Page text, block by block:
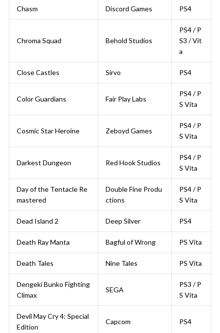
Chasm Discord Games PS4
Chroma Squad Behold Studios
PS4 / P
S3 / Vit
a
Close Castles Sirvo PS4
Color Guardians Fair Play Labs
PS4 / P
S Vita
Cosmic Star Heroine Zeboyd Games
PS4 / P
S Vita
Darkest Dungeon Red Hook Studios
PS4 / P
S Vita
Day of the Tentacle Re
mastered
Double Fine Produ
ctions
PS4 / P
S Vita
Dead Island 2 Deep Silver PS4
Death Ray Manta Bagful of Wrong PS Vita
Death Tales Nine Tales PS Vita
Dengeki Bunko Fighting
Climax
SEGA
PS3 / P
S Vita
Devil May Cry 4: Special
Edition
Capcom PS4